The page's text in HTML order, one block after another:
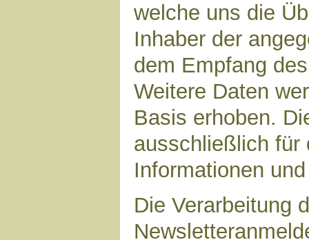
welche uns die
Inhaber der
dem Empfang
Weitere Daten
Basis erhoben.
ausschließlich für
Informationen
Die Verarbeitung